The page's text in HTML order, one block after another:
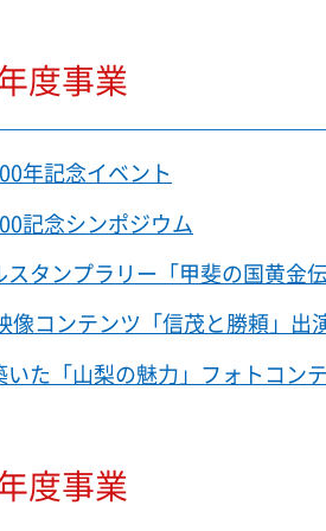
度事業
年記念イベント
記念シンポジウム
タンプラリー「甲斐の国黄金伝
像コンテンツ「信茂と勝頼」出
た「山梨の魅力」フォトコン
度事業